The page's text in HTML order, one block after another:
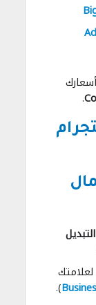
.
التبديل
).